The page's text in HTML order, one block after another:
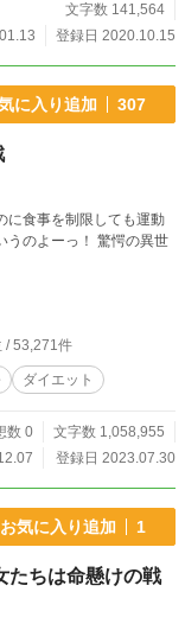
文字数 141,564
登録日 2020.10.15
に入り追加 307
に食事を制限しても運動
うのよーっ！ 驚愕の異世
/ 53,271件
ダイエット
数 0
文字数 1,058,955
登録日 2023.07.30
お気に入り追加 1
ちは命懸けの戦